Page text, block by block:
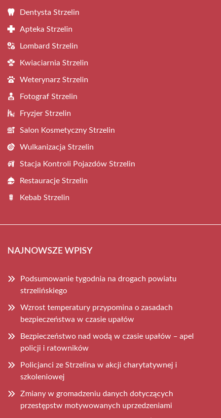
Dentysta Strzelin
Apteka Strzelin
Lombard Strzelin
Kwiaciarnia Strzelin
Weterynarz Strzelin
Fotograf Strzelin
Fryzjer Strzelin
Salon Kosmetyczny Strzelin
Wulkanizacja Strzelin
Stacja Kontroli Pojazdów Strzelin
Restauracje Strzelin
Kebab Strzelin
NAJNOWSZE WPISY
Podsumowanie tygodnia na drogach powiatu
strzelińskiego
Wzrost temperatury przypomina o zasadach
bezpieczeństwa w czasie upałów
Bezpieczeństwo nad wodą w czasie upałów – apel
policji i ratowników
Policjanci ze Strzelina w akcji charytatywnej i
szkoleniowej
Zmiany w gromadzeniu danych dotyczących
przestępstw motywowanych uprzedzeniami